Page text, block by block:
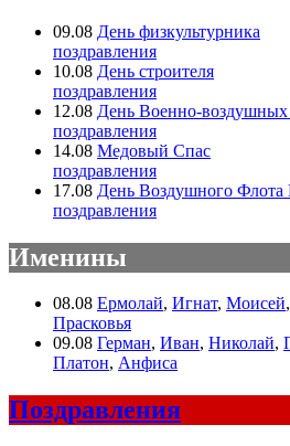
09.08 День физкультурника
поздравления
10.08 День строителя
поздравления
12.08 День Военно-воздушных
поздравления
14.08 Медовый Спас
поздравления
17.08 День Воздушного Флота
поздравления
Именины
08.08 Ермолай, Игнат, Моисей,
Прасковья
09.08 Герман, Иван, Николай,
Платон, Анфиса
Поздравления